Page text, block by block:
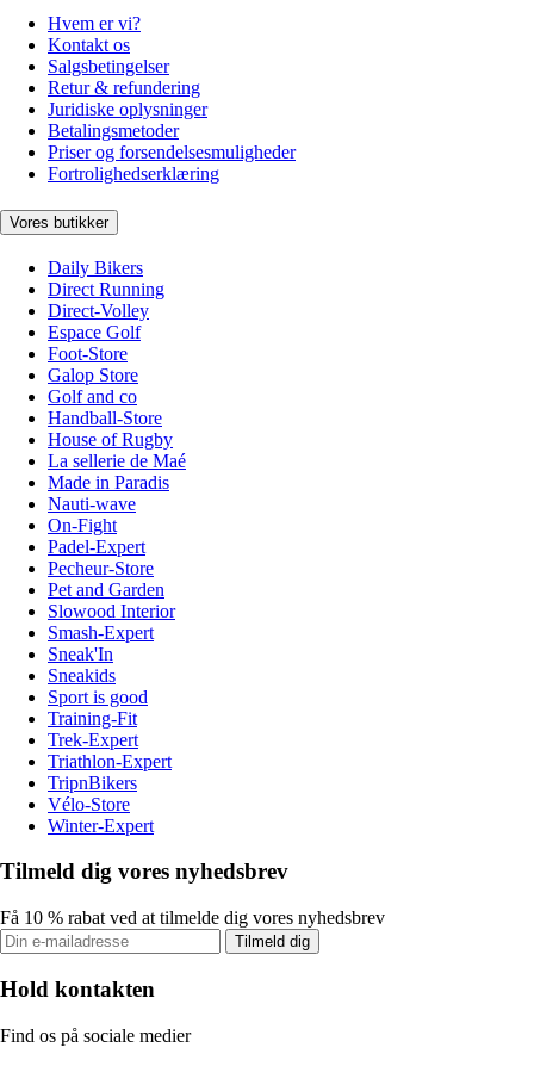
Hvem er vi?
Kontakt os
Salgsbetingelser
Retur & refundering
Juridiske oplysninger
Betalingsmetoder
Priser og forsendelsesmuligheder
Fortrolighedserklæring
Vores butikker
Daily Bikers
Direct Running
Direct-Volley
Espace Golf
Foot-Store
Galop Store
Golf and co
Handball-Store
House of Rugby
La sellerie de Maé
Made in Paradis
Nauti-wave
On-Fight
Padel-Expert
Pecheur-Store
Pet and Garden
Slowood Interior
Smash-Expert
Sneak'In
Sneakids
Sport is good
Training-Fit
Trek-Expert
Triathlon-Expert
TripnBikers
Vélo-Store
Winter-Expert
Tilmeld dig vores nyhedsbrev
Få 10 % rabat ved at tilmelde dig vores nyhedsbrev
Tilmeld dig
Hold kontakten
Find os på sociale medier